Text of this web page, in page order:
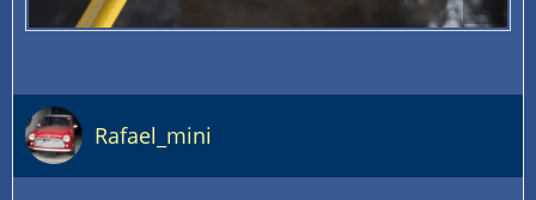
Rafael_mini